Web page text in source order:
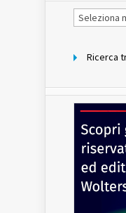
Notizie
per
Ricerca